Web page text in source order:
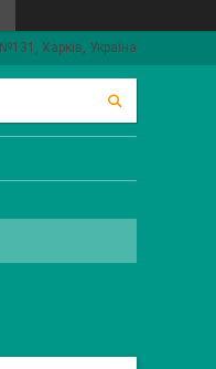
Харків, Україна